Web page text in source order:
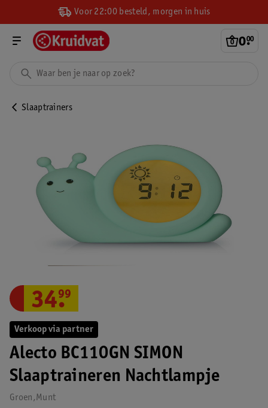
Voor 22:00 besteld, morgen in huis
0.
00
Slaaptrainers
Verkoop via partner
Alecto BC110GN SIMON
Slaaptraineren Nachtlampje
Groen,Munt
34.
99